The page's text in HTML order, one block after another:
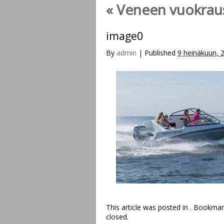
«Veneen
image0
By admin | Published 9 heinäkuun,
This article was posted in .
closed.